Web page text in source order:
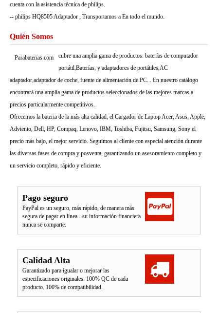
cuenta con la asistencia técnica de philips.
-- philips HQ8505 Adaptador , Transportamos a En todo el mundo.
Quién Somos
Parabaterias.com
cubre una amplia gama de productos: baterías de computador
portátil,Baterías, y adaptadores de portátiles,AC
adaptador,adaptador de coche, fuente de alimentación de PC... En nuestro catálogo
encontrará una amplia gama de productos seleccionados de las mejores marcas a
precios particularmente competitivos.
Ofrecemos la bateria de la más alta calidad, el Cargador de Laptop Acer, Asus, Apple,
Adviento, Dell, HP, Compaq, Lenovo, IBM, Toshiba, Fujitsu, Samsung, Sony el
precio más bajo, el mejor servicio. Seguimos al cliente con especial atención durante
las diversas fases de compra y posventa, garantizando un asesoramiento completo y
un servicio completo, rápido y eficiente.
Pago seguro
PayPal es un seguro, más rápido, de manera más
segura de pagar en línea - su información financiera
nunca se comparte.
Calidad Alta
Garantizado para igualar o mejorar las
especificaciones originales. 100% QC de cada
producto. 100% de compatibilidad.